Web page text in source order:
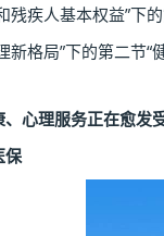
人基本权益”下的
局”下的第二节“
心理服务正在愈发
保